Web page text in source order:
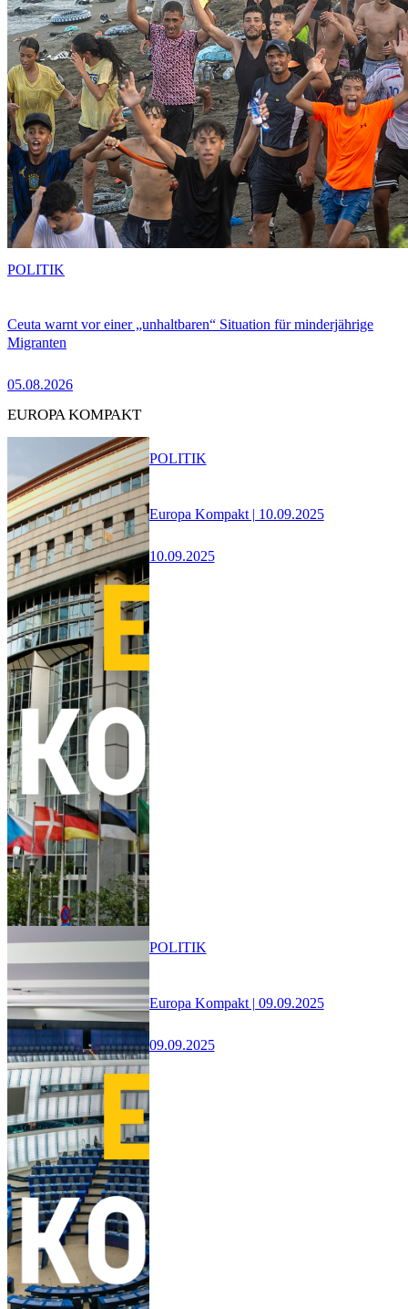
Ceuta warnt vor einer „unhaltbaren“ Situation für minderjährige
Migranten
05.08.2026
POLITIK
EUROPA KOMPAKT
Europa Kompakt | 10.09.2025
10.09.2025
POLITIK
Europa Kompakt | 09.09.2025
09.09.2025
POLITIK